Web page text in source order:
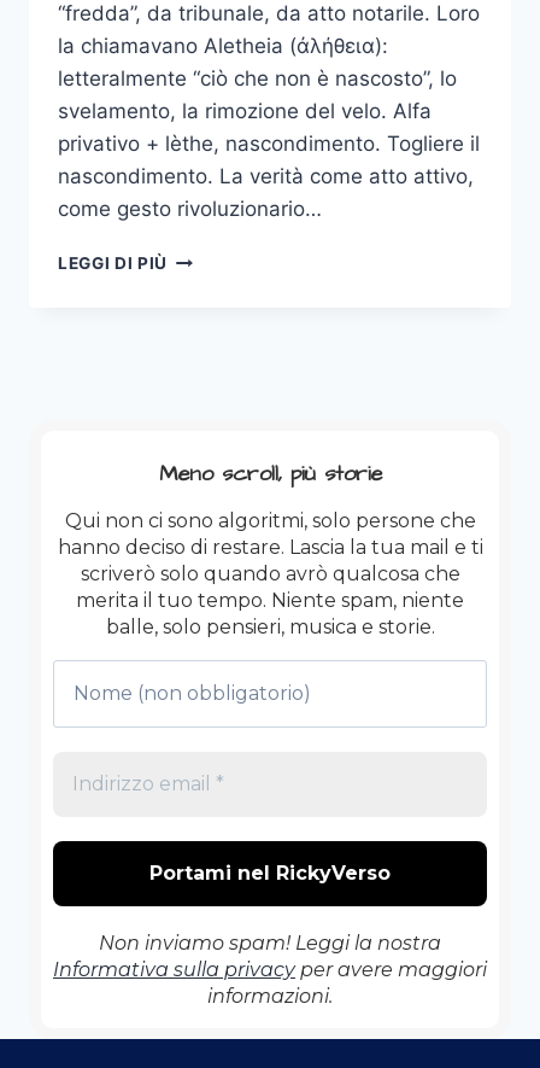
“fredda”, da tribunale, da atto notarile. Loro
la chiamavano Aletheia (ἀλήθεια):
letteralmente “ciò che non è nascosto”, lo
svelamento, la rimozione del velo. Alfa
privativo + lèthe, nascondimento. Togliere il
nascondimento. La verità come atto attivo,
come gesto rivoluzionario…
LEGGI DI PIÙ ALETHEIA:
LE
RISPOSTE
CHE
VUOI
SENTIRE
Meno scroll, più storie
Qui non ci sono algoritmi, solo persone che
hanno deciso di restare. Lascia la tua mail e ti
scriverò solo quando avrò qualcosa che
merita il tuo tempo. Niente spam, niente
balle, solo pensieri, musica e storie.
Non inviamo spam! Leggi la nostra
Informativa sulla privacyper avere maggiori
informazioni.